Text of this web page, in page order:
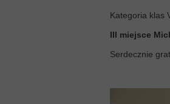
Kategoria klas
III miejsce
Serdecznie